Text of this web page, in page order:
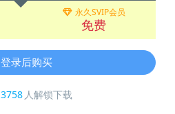
永久SVIP会员
免费
登录后购买
3758 人解锁下载